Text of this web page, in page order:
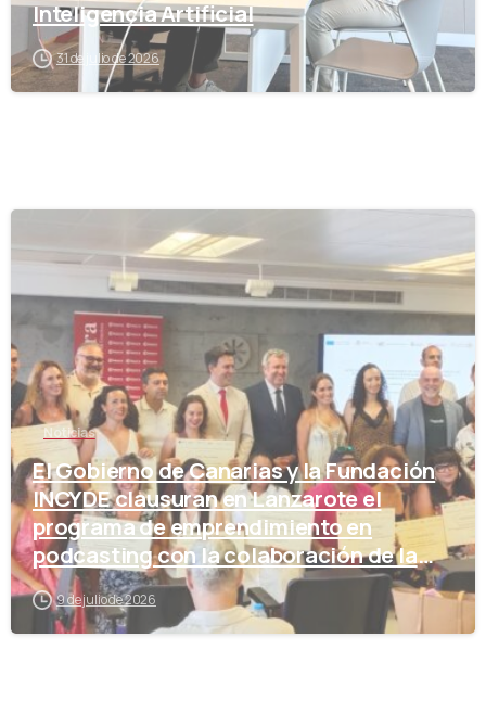
Inteligencia Artificial
31 de julio de 2026
Noticias
El Gobierno de Canarias y la Fundación
INCYDE clausuran en Lanzarote el
programa de emprendimiento en
podcasting con la colaboración de la
Cámara de Comercio
9 de julio de 2026